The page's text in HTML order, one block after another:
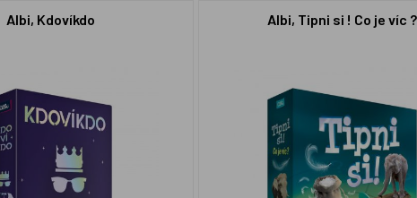
Albi, Kdovíkdo Albi, Tipni si ! Co je víc ?